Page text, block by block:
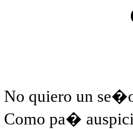
No quiero un
Como pa�